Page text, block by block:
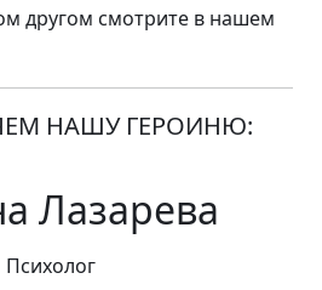
другом смотрите в нашем
НАШУ ГЕРОИНЮ:
Лазарева
Психолог